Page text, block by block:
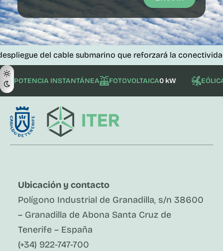
del cable submarino que reforzará la conectividad de las
POTENCIA INSTANTÁNEA FOTOVOLTAICA0 kW
Ubicación y contacto
Polígono Industrial de Granadilla, s/n 38600
– Granadilla de Abona Santa Cruz de
Tenerife – España
(+34) 922-747-700